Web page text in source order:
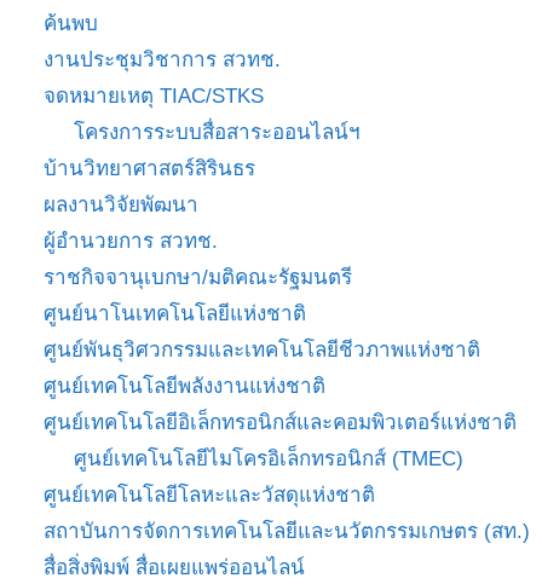
ค้นพบ
งานประชุมวิชาการ สวทช.
จดหมายเหตุ TIAC/STKS
โครงการระบบสื่อสาระออนไลน์ฯ
บ้านวิทยาศาสตร์สิรินธร
ผลงานวิจัยพัฒนา
ผู้อำนวยการ สวทช.
ราชกิจจานุเบกษา/มติคณะรัฐมนตรี
ศูนย์นาโนเทคโนโลยีแห่งชาติ
ศูนย์พันธุวิศวกรรมและเทคโนโลยีชีวภาพแห่งชาติ
ศูนย์เทคโนโลยีพลังงานแห่งชาติ
ศูนย์เทคโนโลยีอิเล็กทรอนิกส์และคอมพิวเตอร์แห่งชาติ
ศูนย์เทคโนโลยีไมโครอิเล็กทรอนิกส์ (TMEC)
ศูนย์เทคโนโลยีโลหะและวัสดุแห่งชาติ
สถาบันการจัดการเทคโนโลยีและนวัตกรรมเกษตร (สท.)
สื่อสิ่งพิมพ์ สื่อเผยแพร่ออนไลน์